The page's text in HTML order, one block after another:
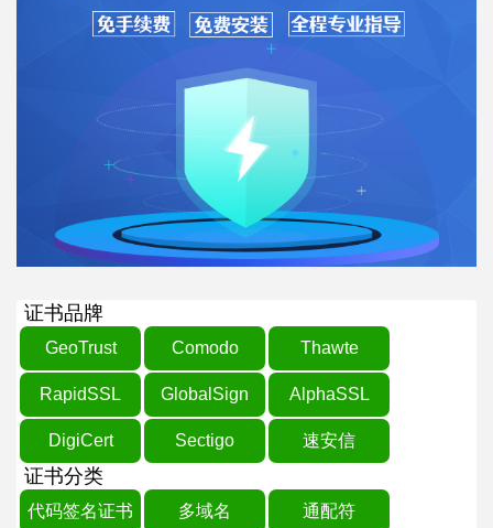
证书品牌
GeoTrust Comodo Thawte
RapidSSL GlobalSign AlphaSSL
DigiCert Sectigo 速安信
证书分类
代码签名证书 多域名 通配符